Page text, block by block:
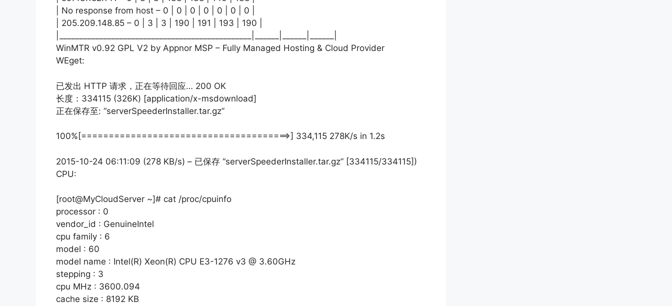
| No response from host – 0 | 0 | 0 | 0 | 0 | 0 | 0 |
| 205.209.148.85 – 0 | 3 | 3 | 190 | 191 | 193 | 190 |
WinMTR v0.92 GPL V2 by Appnor MSP – Fully Managed Hosting & Cloud Provider
WEget:
已发出 HTTP 请求，正在等待回应… 200 OK
长度：334115 (326K) [application/x-msdownload]
正在保存至: “serverSpeederInstaller.tar.gz”
100%[======================================>] 334,115 278K/s in 1.2s
2015-10-24 06:11:09 (278 KB/s) – 已保存 “serverSpeederInstaller.tar.gz” [334115/334115])
CPU:
[root@MyCloudServer ~]# cat /proc/cpuinfo
processor : 0
vendor_id : GenuineIntel
cpu family : 6
model : 60
model name : Intel(R) Xeon(R) CPU E3-1276 v3 @ 3.60GHz
stepping : 3
cpu MHz : 3600.094
cache size : 8192 KB